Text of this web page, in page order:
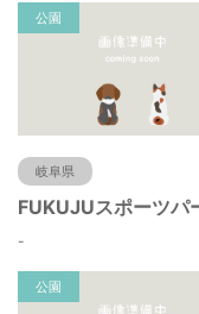
公園
岐阜県
-
公園